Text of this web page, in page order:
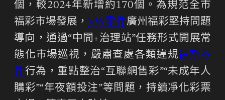
個，較2024年新增約170個。為規范全市
福彩市場發展， VW零件廣州福彩堅持問題
導向，通過“中間+治理站”任務形式開展常
態化市場巡視，嚴肅查處各類違規福斯零
件行為，重點整治“互聯網售彩”“未成年人
購彩”“年夜額投注”等問題，持續凈化彩票